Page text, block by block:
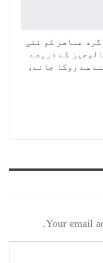
گرد عناصر کو نئی
کے ذریعے
سے روکا جائے،
Your email